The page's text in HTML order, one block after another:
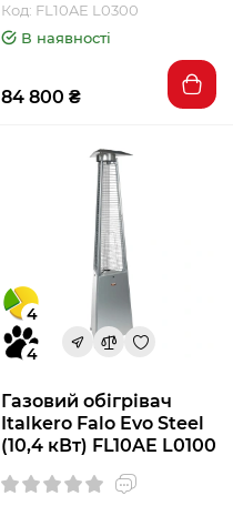
Код: FL10AE L0300
В наявності
84 800 ₴
4
4
Газовий обігрівач
Italkero Falo Evo Steel
(10,4 кВт) FL10AE L0100